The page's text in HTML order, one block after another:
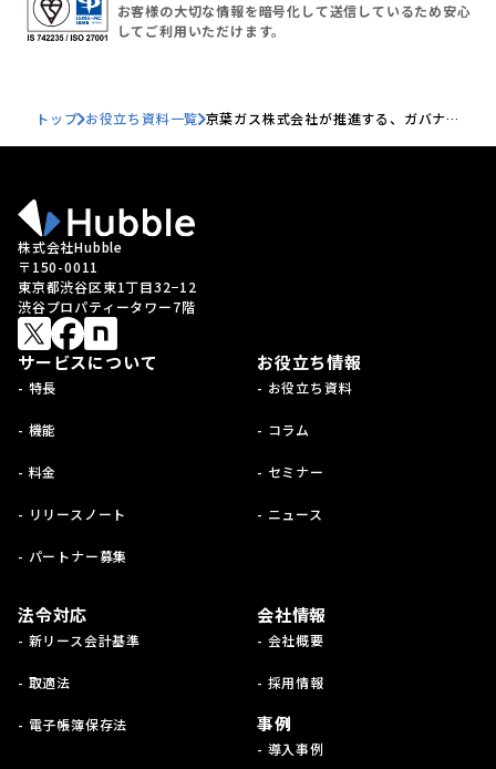
お客様の大切な情報を暗号化して送信しているため安心
してご利用いただけます。
トップ お役立ち資料一覧 京葉ガス株式会社が推進する、ガバナン
株式会社Hubble
〒150-0011
東京都渋谷区東1丁目32−12
渋谷プロパティータワー7階
サービスについて
- 特長
- 機能
- 料金
- リリースノート
- パートナー募集
お役立ち情報
- お役立ち資料
- コラム
- セミナー
- ニュース
法令対応
- 新リース会計基準
- 取適法
- 電子帳簿保存法
会社情報
- 会社概要
- 採用情報
事例
- 導入事例